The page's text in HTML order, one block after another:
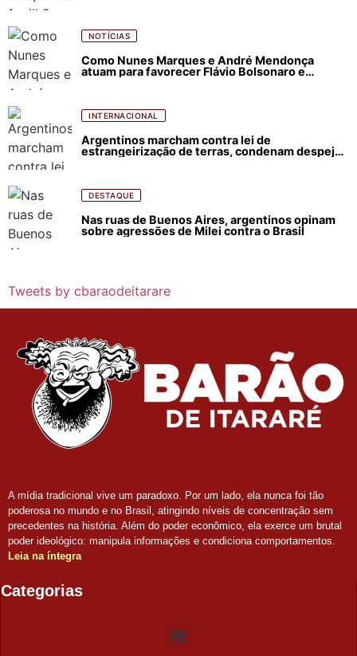
NOTÍCIAS
Como Nunes Marques e André Mendonça
atuam para favorecer Flávio Bolsonaro e
INTERNACIONAL
Argentinos marcham contra lei de
estrangeirização de terras, condenam despejos
DESTAQUE
Nas ruas de Buenos Aires, argentinos opinam
sobre agressões de Milei contra o Brasil
Tweets by cbaraodeitarare
A mídia tradicional vive um paradoxo. Por um lado, ela nunca foi tão
poderosa no mundo e no Brasil, atingindo níveis de concentração sem
precedentes na história. Além do poder econômico, ela exerce um brutal
poder ideológico: manipula informações e condiciona comportamentos.
Leia na íntegra
Categorias